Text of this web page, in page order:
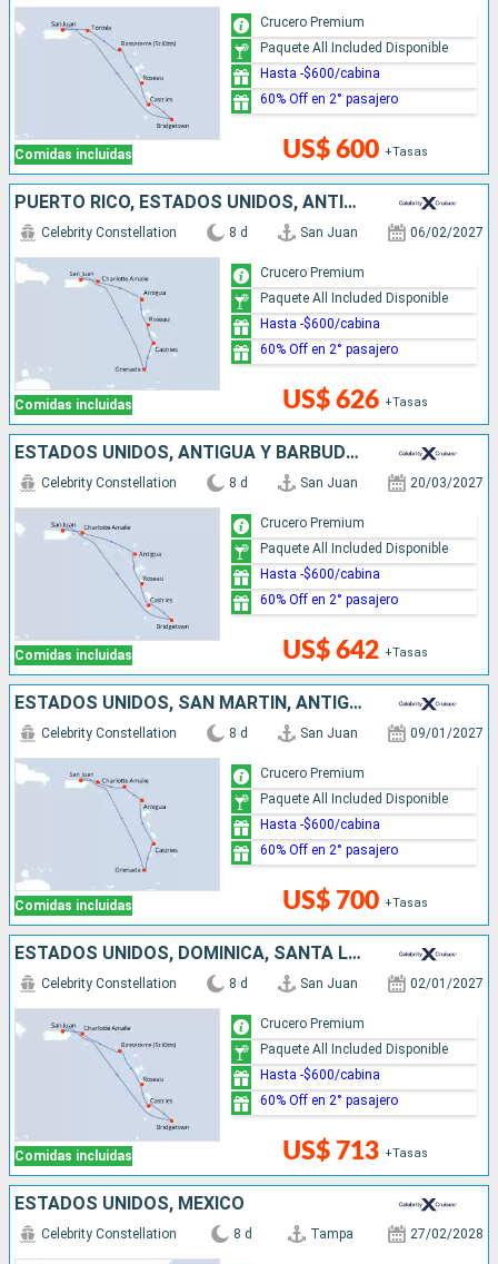
Comidas incluidas US$ 600 +Tasas
Crucero Premium
Paquete All Included Disponible
Hasta -$600/cabina
60% Off en 2° pasajero
PUERTO RICO, ESTADOS UNIDOS, ANTIGUA Y BARBUDA, DOMINICA, SANTA LUCIA, GRENADA
Comidas incluidas
Celebrity Constellation 8 d San Juan 06/02/2027
US$ 626 +Tasas
Crucero Premium
Paquete All Included Disponible
Hasta -$600/cabina
60% Off en 2° pasajero
ESTADOS UNIDOS, ANTIGUA Y BARBUDA, DOMINICA, SANTA LUCIA, BARBADOS, PUERTO RICO
Comidas incluidas
Celebrity Constellation 8 d San Juan 20/03/2027
US$ 642 +Tasas
Crucero Premium
Paquete All Included Disponible
Hasta -$600/cabina
60% Off en 2° pasajero
ESTADOS UNIDOS, SAN MARTÍN, ANTIGUA Y BARBUDA, SANTA LUCIA, GRENADA, PUERTO RICO
Comidas incluidas
Celebrity Constellation 8 d San Juan 09/01/2027
US$ 700 +Tasas
Crucero Premium
Paquete All Included Disponible
Hasta -$600/cabina
60% Off en 2° pasajero
ESTADOS UNIDOS, DOMINICA, SANTA LUCIA, BARBADOS, PUERTO RICO
Comidas incluidas
Celebrity Constellation 8 d San Juan 02/01/2027
US$ 713 +Tasas
Crucero Premium
Paquete All Included Disponible
Hasta -$600/cabina
60% Off en 2° pasajero
ESTADOS UNIDOS, MÉXICO
Celebrity Constellation 8 d Tampa 27/02/2028